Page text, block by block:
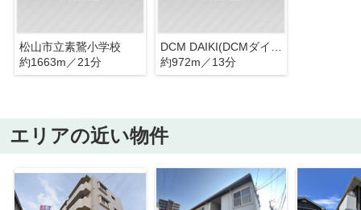
松山市立素鵞小学校
約1663m／21分
約972m／13分
エリアの近い物件